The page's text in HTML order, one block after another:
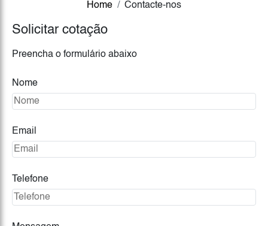
Home Contacte-nos
Solicitar cotação
Preencha o formulário abaixo
Nome
Email
Telefone